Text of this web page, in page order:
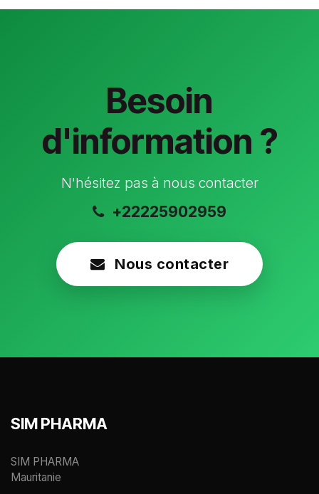
Besoin
d'information ?
N'hésitez pas à nous contacter
+22225902959
Nous contacter
SIM PHARMA
SIM PHARMA
Mauritanie